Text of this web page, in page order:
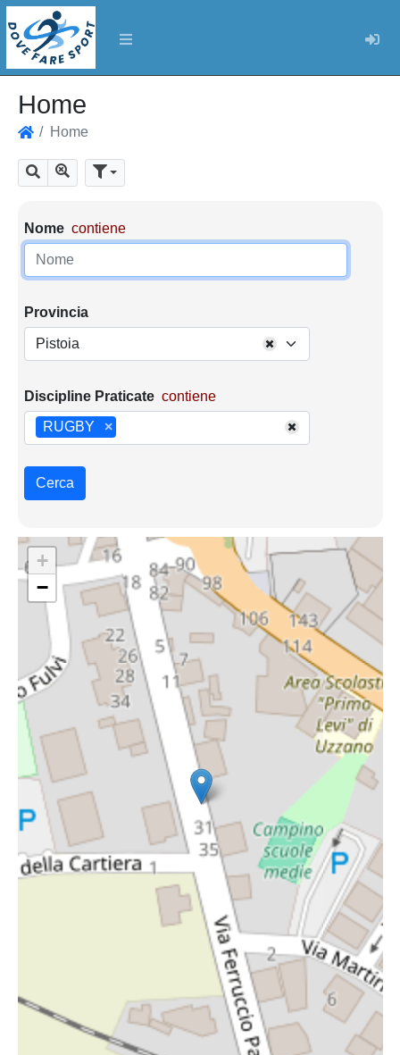
Home
Home
Cerca Mostra tutti i risultati
Parametri di ricerca
Nome contiene
Provincia
Pistoia
Discipline Praticate contiene
×
RUGBY
Cerca
+
−